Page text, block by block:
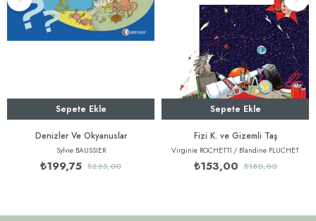
Sepete Ekle
Denizler Ve Okyanuslar
Sylvie BAUSSIER
₺199,75 ₺235,00
Sepete Ekle
Fizi K. ve Gizemli Taş
Virginie ROCHETTİ / Blandine PLUCHET
₺153,00 ₺180,00